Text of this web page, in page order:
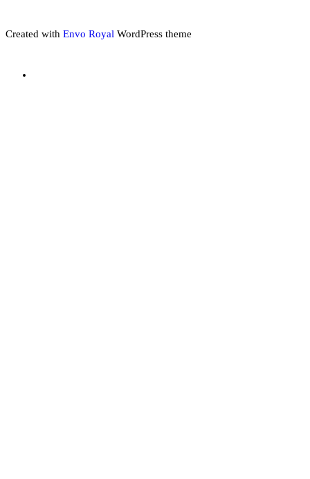
Created with Envo Royal WordPress theme